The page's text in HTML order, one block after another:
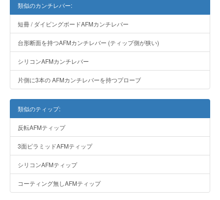
類似のカンチレバー:
短冊 / ダイビングボードAFMカンチレバー
台形断面を持つAFMカンチレバー (ティップ側が狭い)
シリコンAFMカンチレバー
片側に3本の AFMカンチレバーを持つプローブ
類似のティップ:
反転AFMティップ
3面ピラミッドAFMティップ
シリコンAFMティップ
コーティング無しAFMティップ